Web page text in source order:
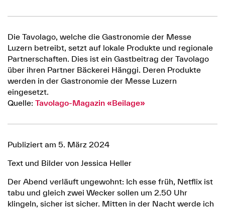
Die Tavolago, welche die Gastronomie der Messe
Luzern betreibt, setzt auf lokale Produkte und regionale
Partnerschaften. Dies ist ein Gastbeitrag der Tavolago
über ihren Partner Bäckerei Hänggi. Deren Produkte
werden in der Gastronomie der Messe Luzern
eingesetzt.
Quelle: Tavolago-Magazin «Beilage»
Publiziert am 5. März 2024
Text und Bilder von Jessica Heller
Der Abend verläuft ungewohnt: Ich esse früh, Netflix ist
tabu und gleich zwei Wecker sollen um 2.50 Uhr
klingeln, sicher ist sicher. Mitten in der Nacht werde ich